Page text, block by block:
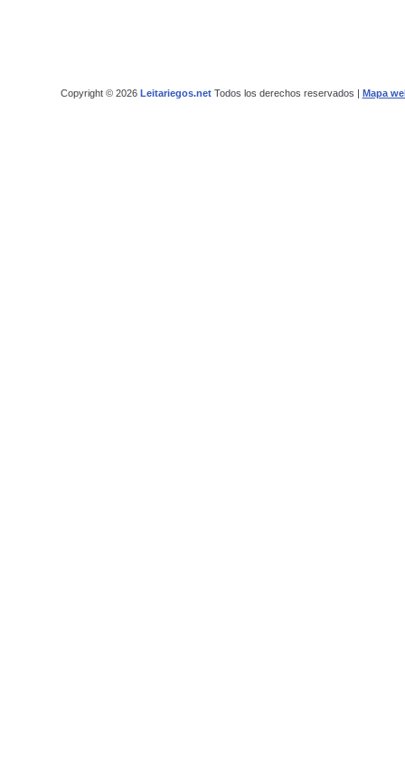
Copyright © 2026 Leitariegos.netTodos los derechos reservados | Mapa